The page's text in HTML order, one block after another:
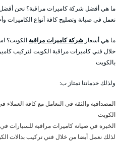
ما هي أفضل شركة كاميرات مراقبة؟ نحن
نعمل في صيانة وتصليح كافة أنواع الكاميرات
ما هي أسعار شركة كاميرات مراقبة الكويت؟
خلال فني كاميرات مراقبة الكويت لتركيب
بالكويت
ولذلك خدماتنا تمتاز ب:
المصداقية والثقة في التعامل مع كافة
الكويت
الخبرة في صيانة كاميرات مراقبة للسيارات
لذلك نعمل أيضا من خلال فني تركيب بدالات